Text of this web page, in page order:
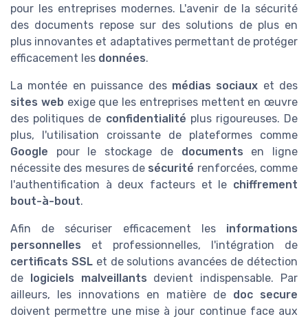
pour les entreprises modernes. L'avenir de la sécurité
des documents repose sur des solutions de plus en
plus innovantes et adaptatives permettant de protéger
efficacement les données.
La montée en puissance des médias sociaux et des
sites web exige que les entreprises mettent en œuvre
des politiques de confidentialité plus rigoureuses. De
plus, l'utilisation croissante de plateformes comme
Google pour le stockage de documents en ligne
nécessite des mesures de sécurité renforcées, comme
l'authentification à deux facteurs et le chiffrement
bout-à-bout.
Afin de sécuriser efficacement les informations
personnelles et professionnelles, l'intégration de
certificats SSLet de solutions avancées de détection
de logiciels malveillants devient indispensable. Par
ailleurs, les innovations en matière de doc secure
doivent permettre une mise à jour continue face aux